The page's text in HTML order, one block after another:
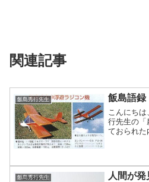
関連記事
飯島秀行先生 飯島語録
こんにち
行先生の「
ておられた
＿＿＿＿
のサイク
りたった
飯島秀行先生
人間が